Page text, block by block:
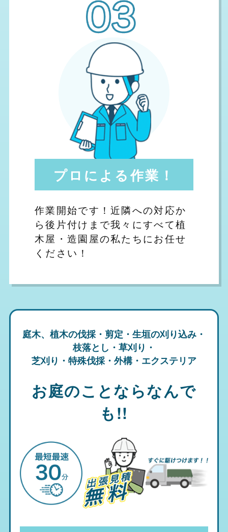
プロによる作業！
作業開始です！近隣への対応か
ら後片付けまで我々にすべて植
木屋・造園屋の私たちにお任せ
ください！
庭木、植木の伐採・剪定・生垣の刈り込み・
枝落とし・草刈り・
芝刈り・特殊伐採・外構・エクステリア
お庭のことならなんで
も!!